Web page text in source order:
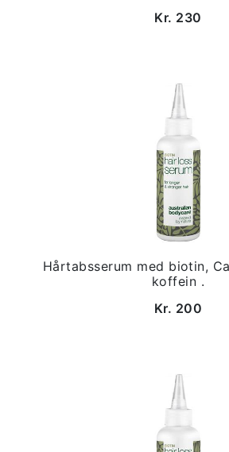
Kr. 230
Hårtabsserum med biotin,
koffein .
Kr. 200